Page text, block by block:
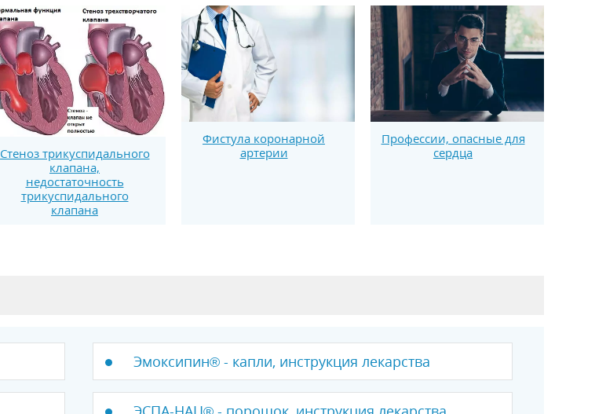
Стеноз трикуспидального
клапана,
недостаточность
трикуспидального
клапана
Фистула коронарной
артерии
Профессии, опасные для
сердца
Эмоксипин® - капли, инструкция лекарства